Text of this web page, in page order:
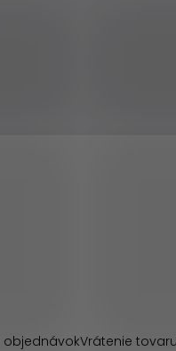
objednávokVrátenie tovaru